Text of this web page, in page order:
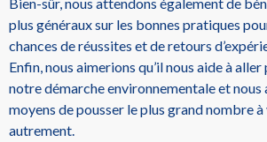
Bien-sûr, nous attendons également de
plus généraux sur les bonnes pratiques
chances de réussites et de retours
Enfin, nous aimerions qu’il nous aide à aller
notre démarche environnementale et nous
moyens de pousser le plus grand nombre
autrement.